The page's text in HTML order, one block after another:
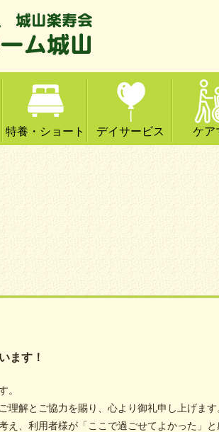
特養・ショート デイサービス ケア
ます！
。
理解とご協力を賜り、心より御礼申し上げます
え、利用者様が「ここで過ごせてよかった」